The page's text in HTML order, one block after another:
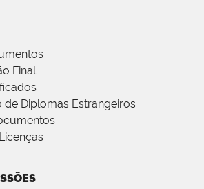
Final
de Diplomas Estrangeiros